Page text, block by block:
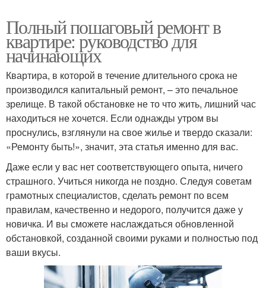
Полный пошаговый ремонт в
квартире: руководство для
начинающих
Квартира, в которой в течение длительного срока не
производился капитальный ремонт, – это печальное
зрелище. В такой обстановке не то что жить, лишний час
находиться не хочется. Если однажды утром вы
проснулись, взглянули на свое жилье и твердо сказали:
«Ремонту быть!», значит, эта статья именно для вас.
Даже если у вас нет соответствующего опыта, ничего
страшного. Учиться никогда не поздно. Следуя советам
грамотных специалистов, сделать ремонт по всем
правилам, качественно и недорого, получится даже у
новичка. И вы сможете наслаждаться обновленной
обстановкой, созданной своими руками и полностью под
ваши вкусы.